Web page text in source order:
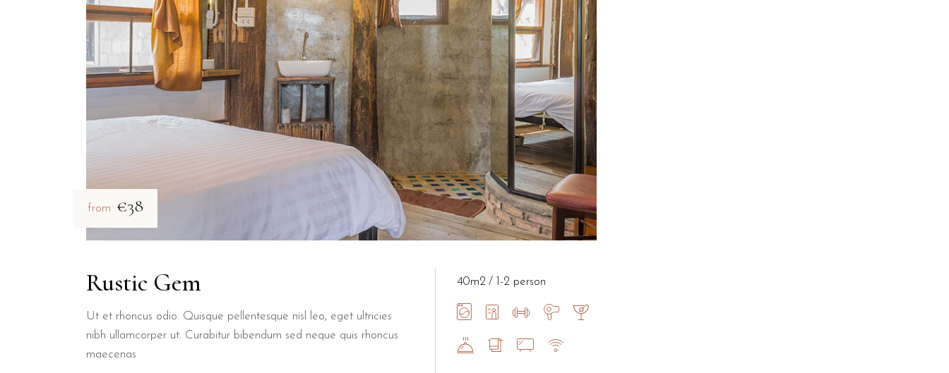
from €38
Rustic Gem
Ut et rhoncus odio. Quisque pellentesque nisl leo, eget ultricies
nibh ullamcorper ut. Curabitur bibendum sed neque quis rhoncus
maecenas
40m2 1-2 person